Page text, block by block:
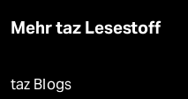
Mehr taz Lesestoff
taz Blogs